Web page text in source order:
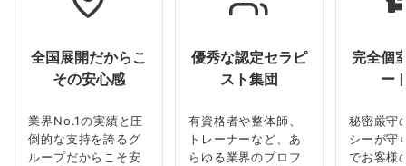
全国展開だからこ
その安心感
業界No.1の実績と圧
倒的な支持を誇るグ
ループだからこそ安
優秀な認定セラピ
スト集団
有資格者や整体師、
トレーナーなど、あ
らゆる業界のプロフ
完全個
ー
秘密厳守
シーが守
でお客様